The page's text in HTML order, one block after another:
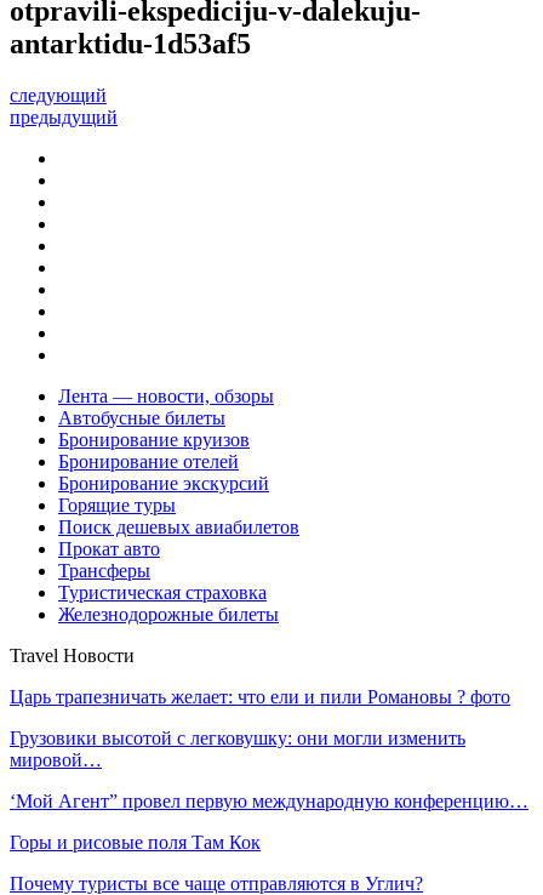
otpravili-ekspediciju-v-dalekuju-
antarktidu-1d53af5
следующий
предыдущий
Лента — новости, обзоры
Автобусные билеты
Бронирование круизов
Бронирование отелей
Бронирование экскурсий
Горящие туры
Поиск дешевых авиабилетов
Прокат авто
Трансферы
Туристическая страховка
Железнодорожные билеты
Travel Новости
Царь трапезничать желает: что ели и пили Романовы ? фото
Грузовики высотой с легковушку: они могли изменить
мировой…
‘Мой Агент” провел первую международную конференцию…
Горы и рисовые поля Там Кок
Почему туристы все чаще отправляются в Углич?